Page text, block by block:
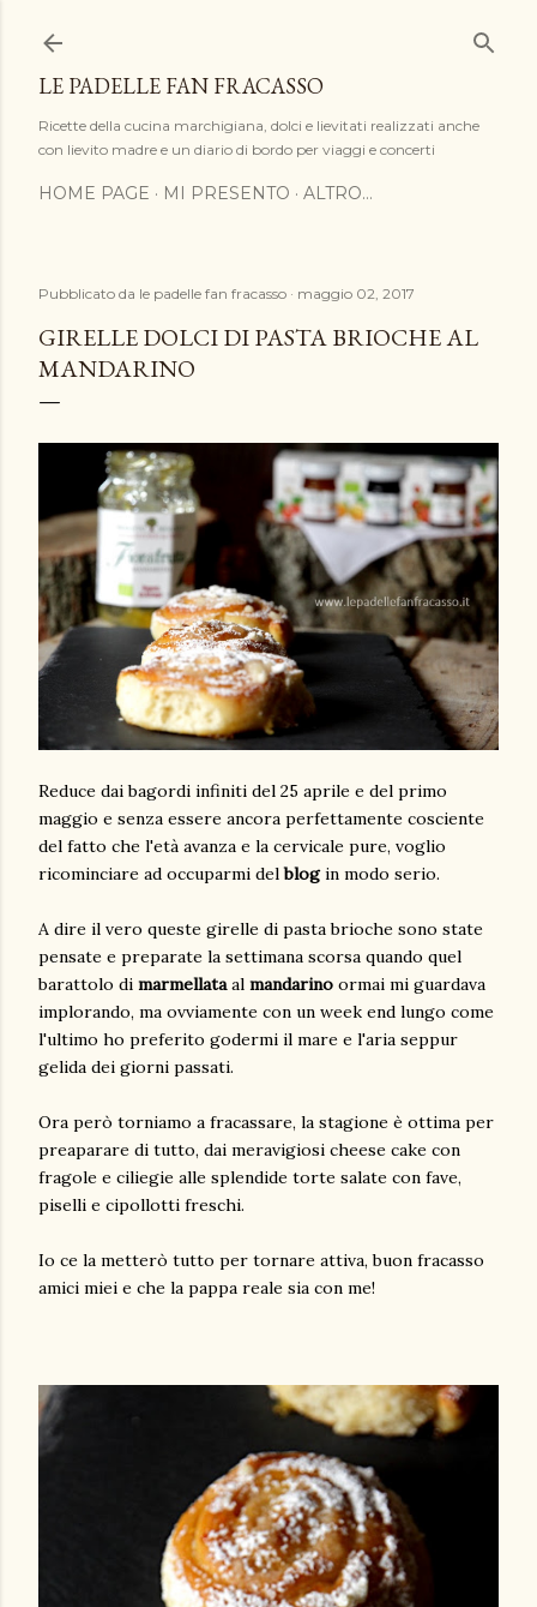
LE PADELLE FAN FRACASSO
Ricette della cucina marchigiana, dolci e lievitati realizzati anche
con lievito madre e un diario di bordo per viaggi e concerti
HOME PAGE MI PRESENTO ALTRO…
Pubblicato da le padelle fan fracasso maggio 02, 2017
GIRELLE DOLCI DI PASTA BRIOCHE AL
MANDARINO
Reduce dai bagordi infiniti del 25 aprile e del primo
maggio e senza essere ancora perfettamente cosciente
del fatto che l'età avanza e la cervicale pure, voglio
ricominciare ad occuparmi delblogin modo serio.
A dire il vero queste girelle di pasta brioche sono state
pensate e preparate la settimana scorsa quando quel
barattolo di marmellata al mandarino ormai mi guardava
implorando, ma ovviamente con un week end lungo come
l'ultimo ho preferito godermi il mare e l'aria seppur
gelida dei giorni passati.
Ora però torniamo a fracassare, la stagione è ottima per
preaparare di tutto, dai meravigiosi cheese cake con
fragole e ciliegie alle splendide torte salate con fave,
piselli e cipollotti freschi.
Io ce la metterò tutto per tornare attiva, buon fracasso
amici miei e che la pappa reale sia con me!